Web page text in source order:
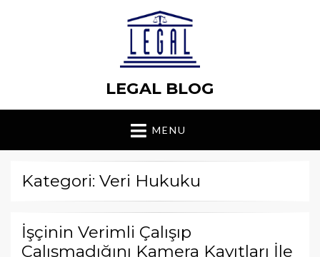
LEGAL BLOG
MENU
Kategori: Veri Hukuku
İşçinin Verimli Çalışıp
Çalışmadığını Kamera Kayıtları İle